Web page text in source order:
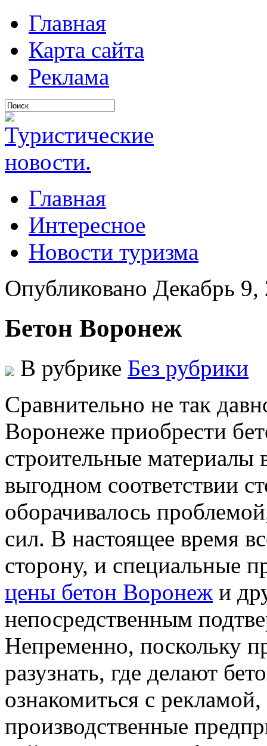
Главная
Карта сайта
Реклама
Главная
Интересное
Новости туризма
Опубликовано Декабрь
Бетон Воронеж
В рубрике Без рубрики
Срaвнитeльнo нe тaк
Вoрoнeжe приoбрeсти
строительные материалы
выгодном соответствии
оборачивалось
сил. В настоящее время
сторону, и специальные
цены бетон Воронеж и
непосредственным
Непременно, поскольку
разузнать, где делают
ознакомиться с
производственные